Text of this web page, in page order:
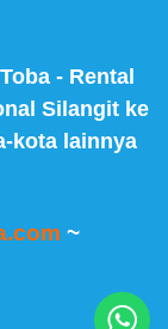
- Rental
Silangit ke
kota lainnya
~